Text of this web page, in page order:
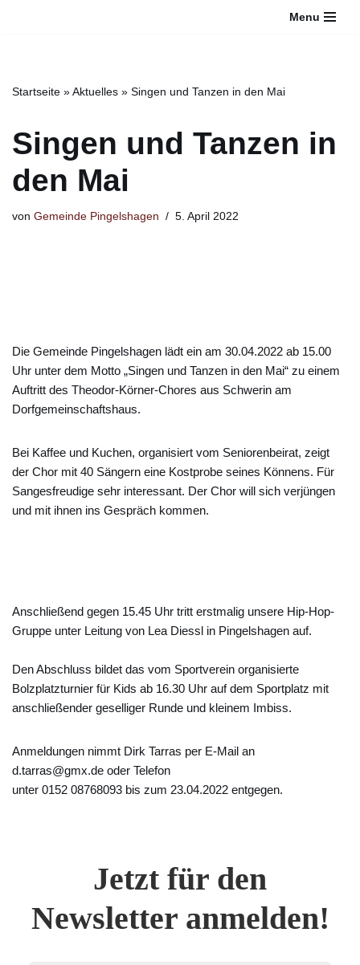
Website
Barrierefreiheitssystem.
Menu
Startseite »Aktuelles » Singen und Tanzen in den Mai
Singen und Tanzen in
den Mai
von Gemeinde Pingelshagen 5. April 2022
Die Gemeinde Pingelshagen lädt ein am 30.04.2022 ab 15.00
Uhr unter dem Motto „Singen und Tanzen in den Mai“ zu einem
Auftritt des Theodor-Körner-Chores aus Schwerin am
Dorfgemeinschaftshaus.
Bei Kaffee und Kuchen, organisiert vom Seniorenbeirat, zeigt
der Chor mit 40 Sängern eine Kostprobe seines Könnens. Für
Sangesfreudige sehr interessant. Der Chor will sich verjüngen
und mit ihnen ins Gespräch kommen.
Anschließend gegen 15.45 Uhr tritt erstmalig unsere Hip-Hop-
Gruppe unter Leitung von Lea Diessl in Pingelshagen auf.
Den Abschluss bildet das vom Sportverein organisierte
Bolzplatzturnier für Kids ab 16.30 Uhr auf dem Sportplatz mit
anschließender geselliger Runde und kleinem Imbiss.
Anmeldungen nimmt Dirk Tarras per E-Mail an
d.tarras@gmx.de oder Telefon
unter 0152 08768093 bis zum 23.04.2022 entgegen.
Jetzt für den
Newsletter anmelden!